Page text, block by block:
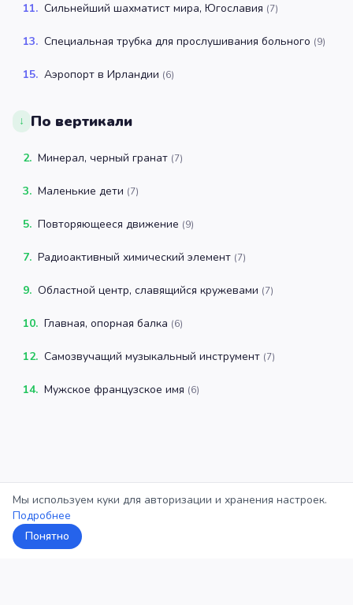
11. Сильнейший шахматист мира, Югославия (7)
13. Специальная трубка для прослушивания больного (9)
15. Аэропорт в Ирландии (6)
↓ По вертикали
2. Минерал, черный гранат (7)
3. Маленькие дети (7)
5. Повторяющееся движение (9)
7. Радиоактивный химический элемент (7)
9. Областной центр, славящийся кружевами (7)
10. Главная, опорная балка (6)
12. Самозвучащий музыкальный инструмент (7)
14. Мужское французское имя (6)
Мы используем куки для авторизации и хранения настроек.
Подробнее
Понятно